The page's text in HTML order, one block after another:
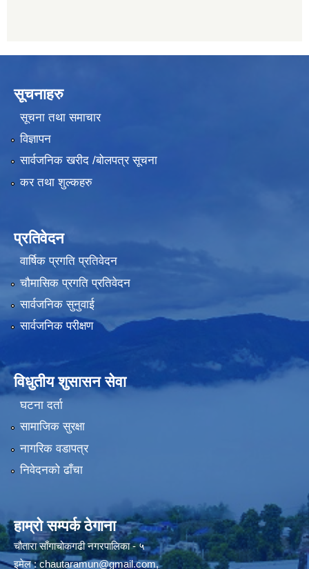
सूचनाहरु
सूचना तथा समाचार
विज्ञापन
सार्वजनिक खरीद /बोलपत्र सूचना
कर तथा शुल्कहरु
प्रतिवेदन
वार्षिक प्रगति प्रतिवेदन
चौमासिक प्रगति प्रतिवेदन
सार्वजनिक सुनुवाई
सार्वजनिक परीक्षण
विधुतीय शुसासन सेवा
घटना दर्ता
सामाजिक सुरक्षा
नागरिक वडापत्र
निवेदनको ढाँचा
हाम्रो सम्पर्क ठेगाना
चौतारा साँगाचोकगढी नगरपालिका - ५
इमेल :chautaramun@gmail.com,